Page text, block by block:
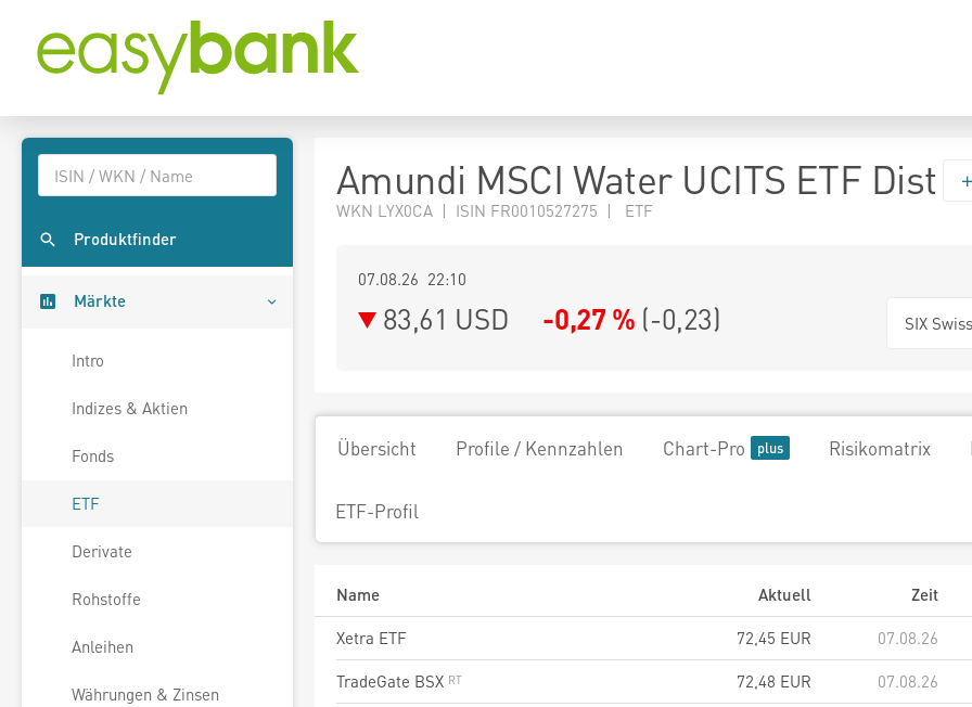
Produktfinder
Märkte
Intro
Indizes & Aktien
Fonds
ETF
Derivate
Rohstoffe
Anleihen
Währungen & Zinsen
Amundi MSCI Water UCITS ETF Dist
WKN LYX0CA | ISIN FR0010527275 | ETF
07.08.26 22:10
83,61 USD -0,27 % (-0,23) SIX
Übersicht Profile / Kennzahlen Chart-Pro Risikomatrix
ETF-Profil
Name Aktuell
Zeit
Xetra ETF
72,45 EUR
07.08.26
TradeGate BSX
72,48 EUR
07.08.26